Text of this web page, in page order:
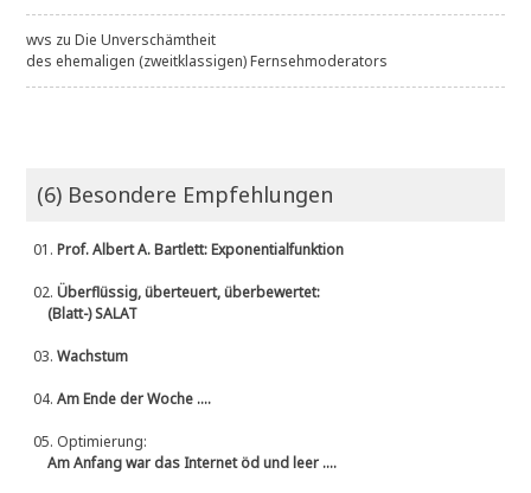
wvs zuDie Unverschämtheit
des ehemaligen (zweitklassigen) Fernsehmoderators
(6) Besondere Empfehlungen
01.Prof. Albert A. Bartlett: Exponentialfunktion
02.Überflüssig, überteuert, überbewertet:
(Blatt-) SALAT
03.Wachstum
04.Am Ende der Woche ....
05. Optimierung:
Am Anfang war das Internet öd und leer ....